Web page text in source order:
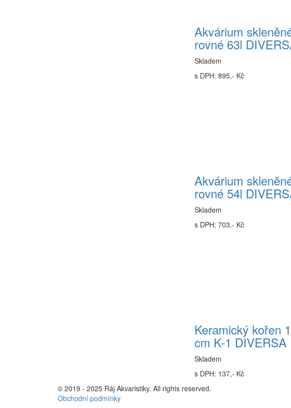
Akvárium
rovné 63l
Skladem
s DPH: 895,- Kč
Akvárium
rovné 54l
Skladem
s DPH: 703,- Kč
Keramický kořen
cm K-1 DIVERSA
Skladem
s DPH: 137,- Kč
© 2019 - 2025 Ráj Akvaristiky. All rights reserved.
Obchodní podmínky